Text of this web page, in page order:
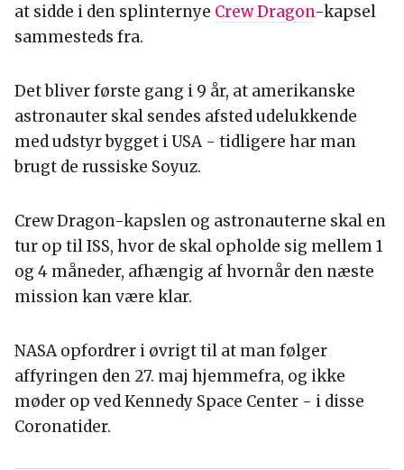
at sidde i den splinternye Crew Dragon-kapsel
sammesteds fra.
Det bliver første gang i 9 år, at amerikanske
astronauter skal sendes afsted udelukkende
med udstyr bygget i USA - tidligere har man
brugt de russiske Soyuz.
Crew Dragon-kapslen og astronauterne skal en
tur op til ISS, hvor de skal opholde sig mellem 1
og 4 måneder, afhængig af hvornår den næste
mission kan være klar.
NASA opfordrer i øvrigt til at man følger
affyringen den 27. maj hjemmefra, og ikke
møder op ved Kennedy Space Center - i disse
Coronatider.